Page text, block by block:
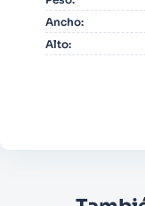
Ancho:
Alto: